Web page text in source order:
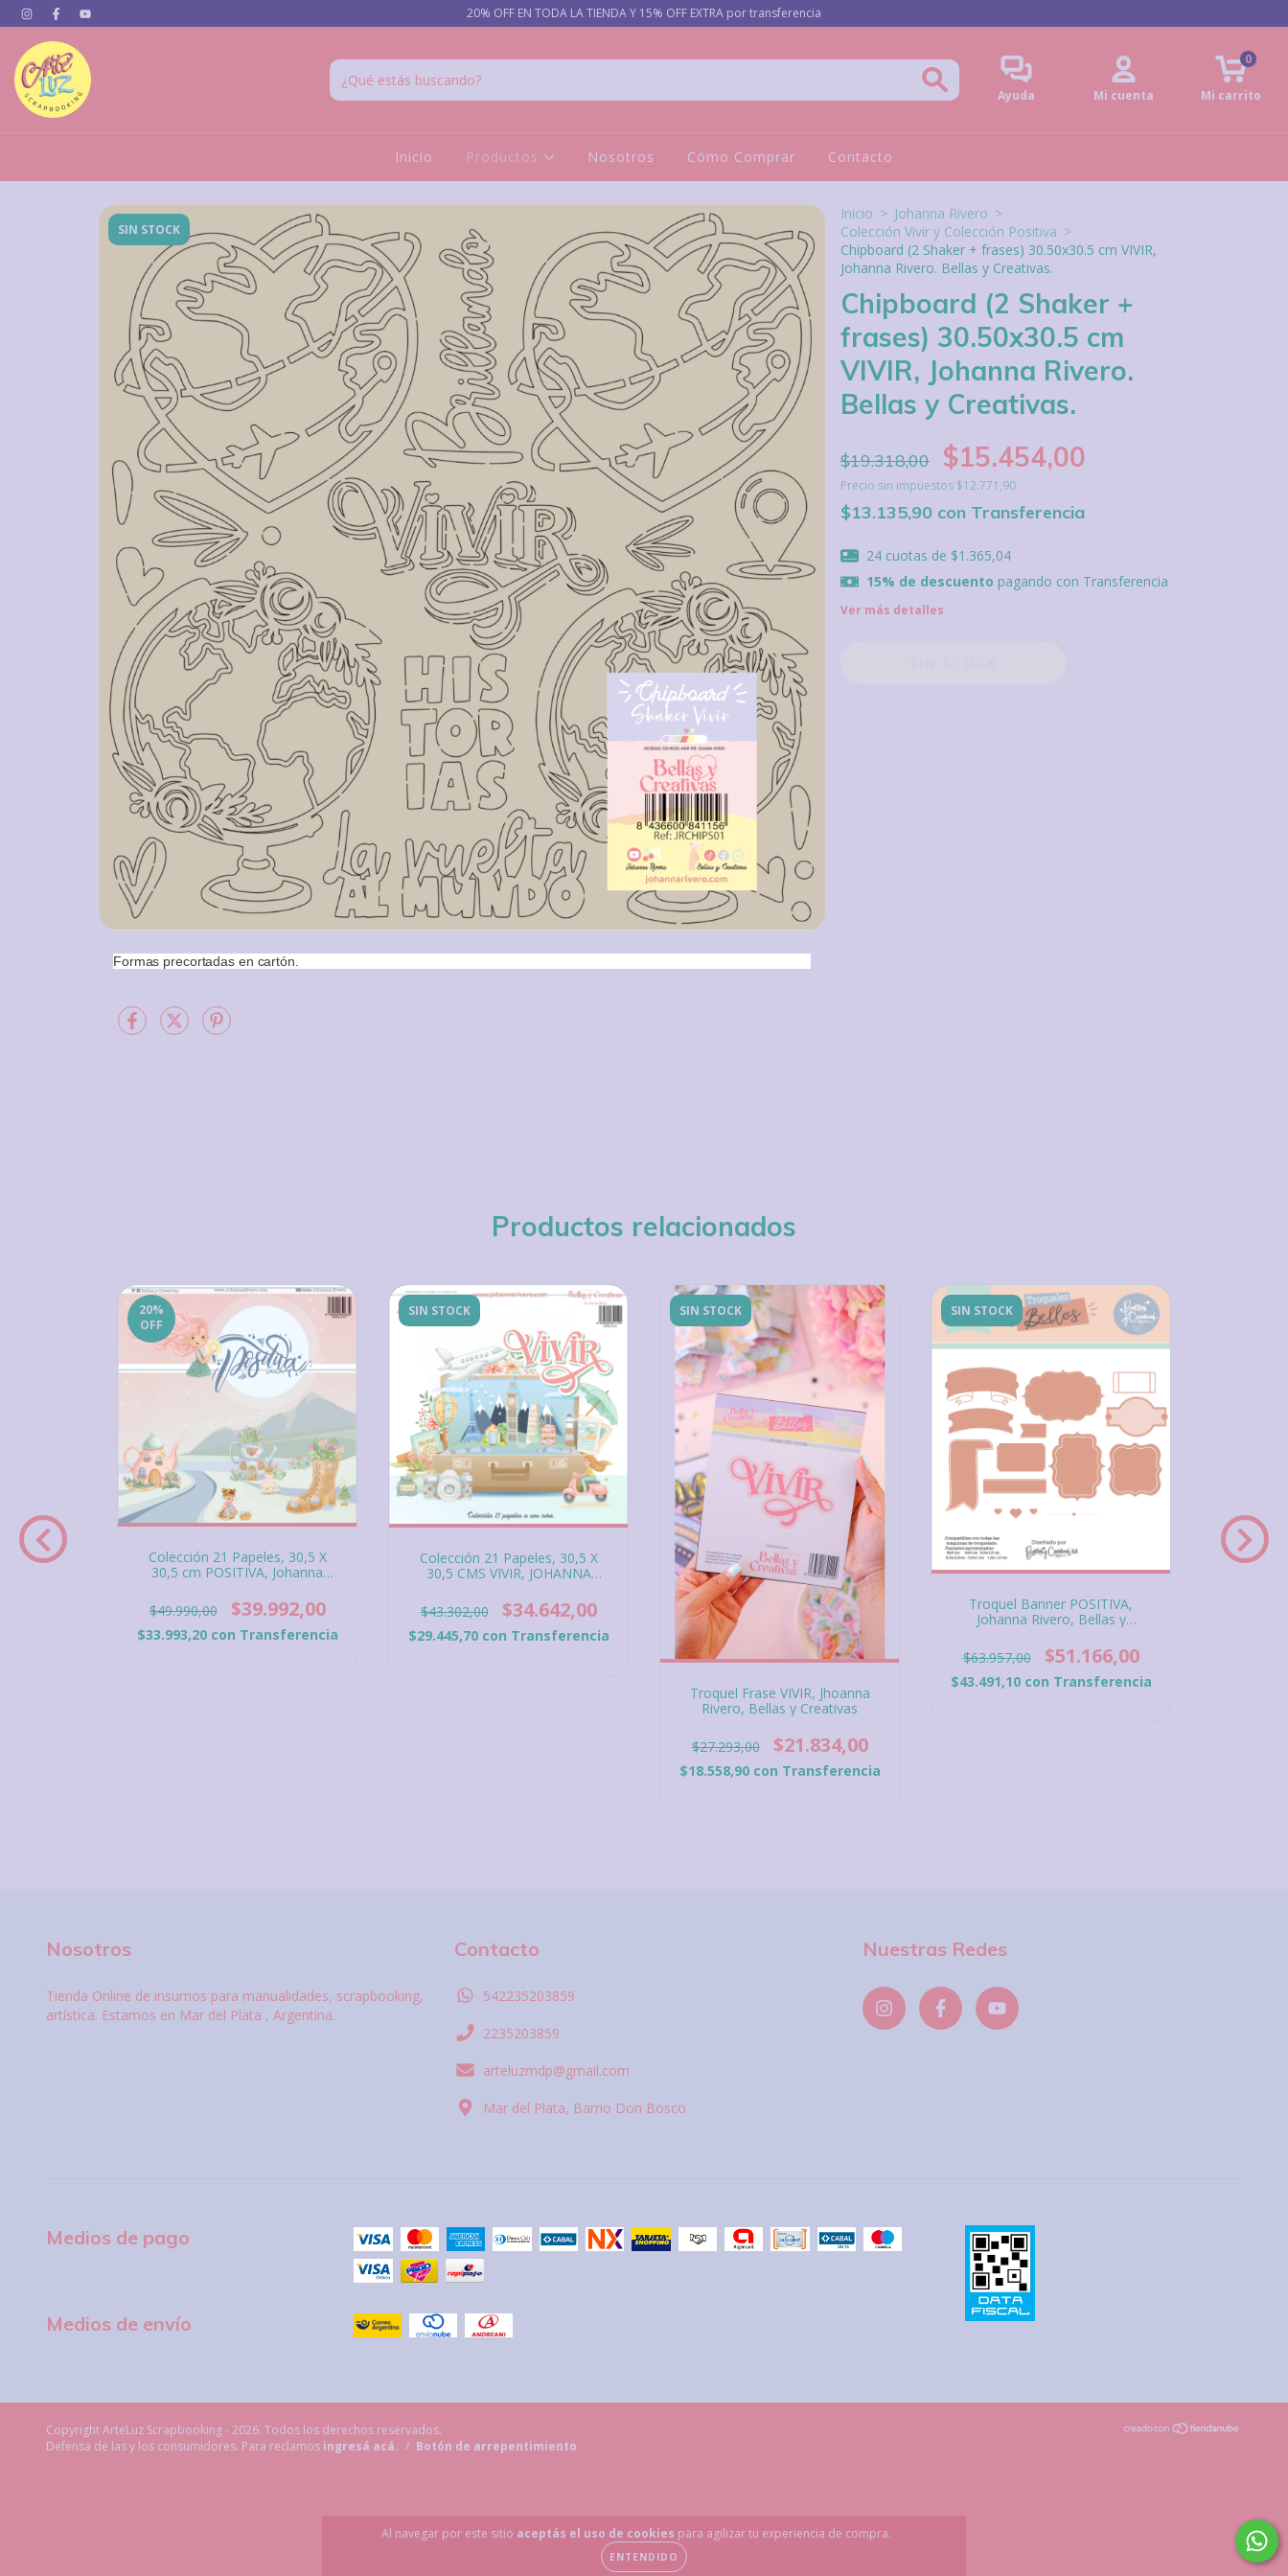
20% OFF EN TODA LA TIENDA Y 15% OFF EXTRA por transferencia
Ayuda Mi cuenta Mi carrito
0
Inicio Productos Nosotros Cómo Comprar Contacto
Al navegar por este sitio aceptás el uso de cookies para agilizar tu experiencia de compra.
ENTENDIDO
SIN STOCK
Formas precortadas en cartón.
Inicio > Johanna Rivero >
Colección Vivir y Colección Positiva >
Chipboard (2 Shaker + frases) 30.50x30.5 cm VIVIR,
Johanna Rivero. Bellas y Creativas.
Chipboard (2 Shaker +
frases) 30.50x30.5 cm
VIVIR, Johanna Rivero.
Bellas y Creativas.
$19.318,00 $15.454,00
Precio sin impuestos $12.771,90
$13.135,90 con Transferencia
24 cuotas de $1.365,04
15% de descuento pagando con Transferencia
Ver más detalles
Productos relacionados
20%
OFF
Colección 21 Papeles, 30,5 X
30,5 cm POSITIVA, Johanna
$49.990,00
$39.992,00
$33.993,20 con Transferencia
SIN STOCK
Colección 21 Papeles, 30,5 X
30,5 CMS VIVIR, JOHANNA
$43.302,00
$34.642,00
$29.445,70 con Transferencia
SIN STOCK
Troquel Frase VIVIR, Jhoanna
Rivero, Bellas y Creativas
$27.293,00 $21.834,00
$18.558,90 con Transferencia
SIN STOCK
Troquel Banner POSITIVA,
Johanna Rivero, Bellas y
$63.957,00
$51.166,00
$43.491,10 con Transferencia
Nosotros
Tienda Online de insumos para manualidades, scrapbooking,
artística. Estamos en Mar del Plata , Argentina.
Contacto
542235203859
2235203859
arteluzmdp@gmail.com
Mar del Plata, Barrio Don Bosco
Nuestras Redes
Medios de pago
Medios de envío
Copyright ArteLuz Scrapbooking - 2026. Todos los derechos reservados.
Defensa de las y los consumidores. Para reclamos ingresá acá. / Botón de arrepentimiento